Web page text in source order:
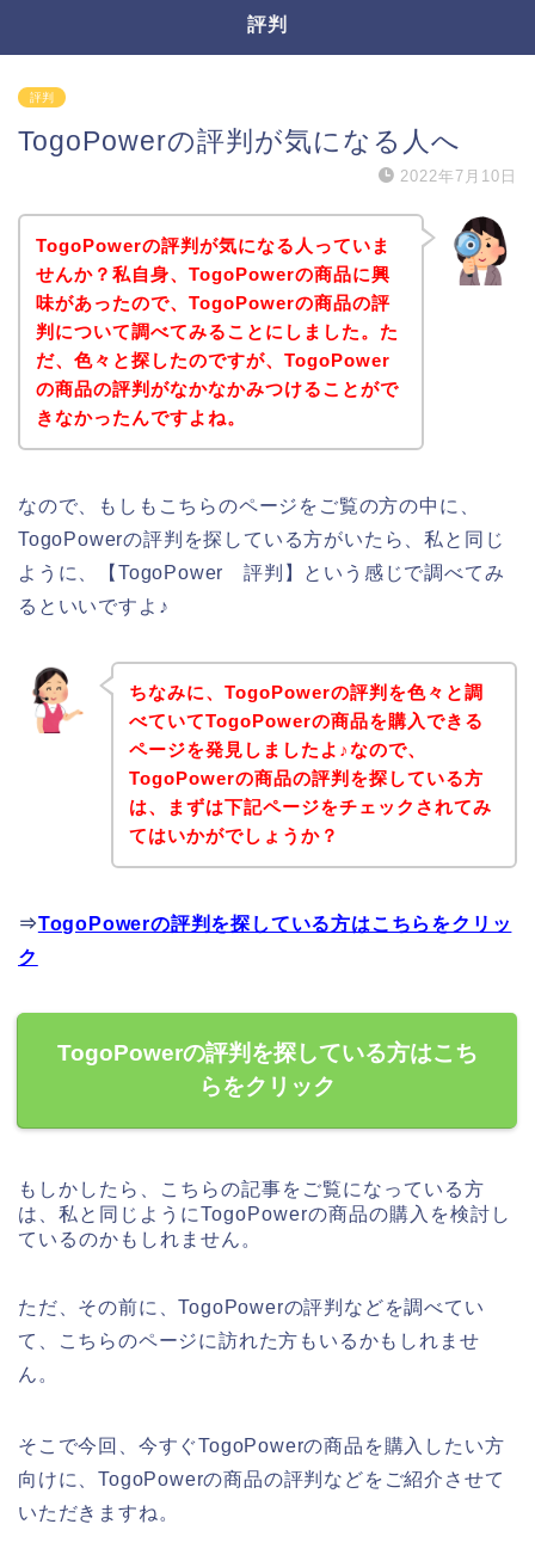
評判
評判
TogoPowerの評判が気になる人へ
2022年7月10日
TogoPowerの評判が気になる人っていま
せんか？私自身、TogoPowerの商品に興
味があったので、TogoPowerの商品の評
判について調べてみることにしました。た
だ、色々と探したのですが、TogoPower
の商品の評判がなかなかみつけることがで
きなかったんですよね。
なので、もしもこちらのページをご覧の方の中に、
TogoPowerの評判を探している方がいたら、私と同じ
ように、【TogoPower 評判】という感じで調べてみ
るといいですよ♪
ちなみに、TogoPowerの評判を色々と調
べていてTogoPowerの商品を購入できる
ページを発見しましたよ♪なので、
TogoPowerの商品の評判を探している方
は、まずは下記ページをチェックされてみ
てはいかがでしょうか？
⇒TogoPowerの評判を探している方はこちらをクリッ
ク
TogoPowerの評判を探している方はこち
らをクリック
もしかしたら、こちらの記事をご覧になっている方
は、私と同じようにTogoPowerの商品の購入を検討し
ているのかもしれません。
ただ、その前に、TogoPowerの評判などを調べてい
て、こちらのページに訪れた方もいるかもしれませ
ん。
そこで今回、今すぐTogoPowerの商品を購入したい方
向けに、TogoPowerの商品の評判などをご紹介させて
いただきますね。